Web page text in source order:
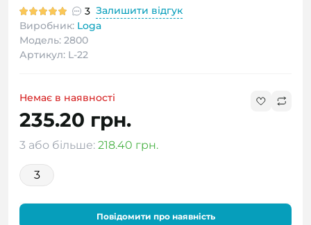
3 Залишити відгук
Виробник: Loga
Модель: 2800
Артикул: L-22
Немає в наявності
235.20 грн.
3 або більше: 218.40 грн.
3
Повідомити про наявність